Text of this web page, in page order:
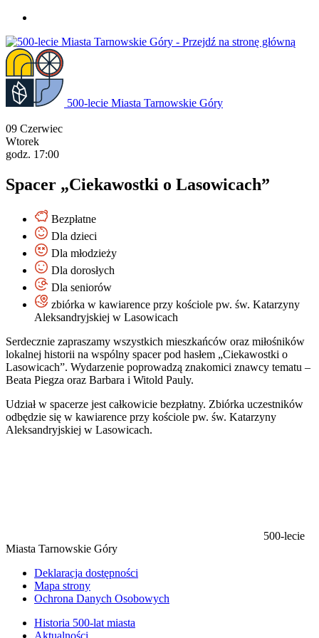
treści
500-lecie Miasta Tarnowskie Góry
09 Czerwiec
Wtorek
godz. 17:00
Spacer „Ciekawostki o Lasowicach”
Bezpłatne
Dla dzieci
Dla młodzieży
Dla dorosłych
Dla seniorów
zbiórka w kawiarence przy kościole pw. św. Katarzyny
Aleksandryjskiej w Lasowicach
Serdecznie zapraszamy wszystkich mieszkańców oraz miłośników
lokalnej historii na wspólny spacer pod hasłem „Ciekawostki o
Lasowicach”. Wydarzenie poprowadzą znakomici znawcy tematu –
Beata Piegza oraz Barbara i Witold Pauly.
Udział w spacerze jest całkowicie bezpłatny. Zbiórka uczestników
odbędzie się w kawiarence przy kościole pw. św. Katarzyny
Aleksandryjskiej w Lasowicach.
500-lecie
Miasta Tarnowskie Góry
Deklaracja dostępności
Mapa strony
Ochrona Danych Osobowych
Historia 500-lat miasta
Aktualności